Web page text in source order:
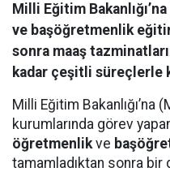
Milli Eğitim
ve başöğretmenlik
sonra maaş
kadar çeşitli süreçlerle
Milli Eğitim Bakanlığı’na
kurumlarında görev
öğretmenlikve
tamamladıktan sonra